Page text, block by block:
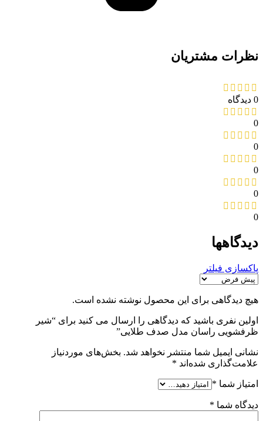
نظرات مشتریان
0 دیدگاه
0
0
0
0
0
دیدگاهها
پاکسازی فیلتر
هیچ دیدگاهی برای این محصول نوشته نشده است.
اولین نفری باشید که دیدگاهی را ارسال می کنید برای “شیر
ظرفشویی راسان مدل صدف طلایی”
نشانی ایمیل شما منتشر نخواهد شد. بخش‌های موردنیاز
علامت‌گذاری شده‌اند *
امتیاز شما *
دیدگاه شما *